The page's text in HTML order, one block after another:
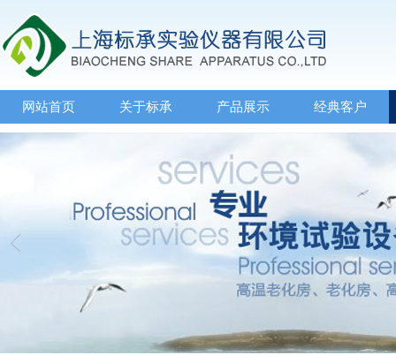
网站首页 关于标承 产品展示 经典客户